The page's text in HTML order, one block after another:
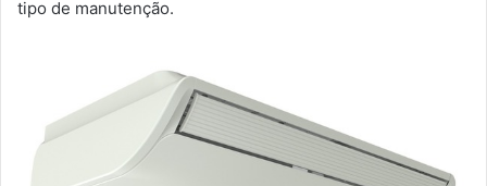
tipo de manutenção.